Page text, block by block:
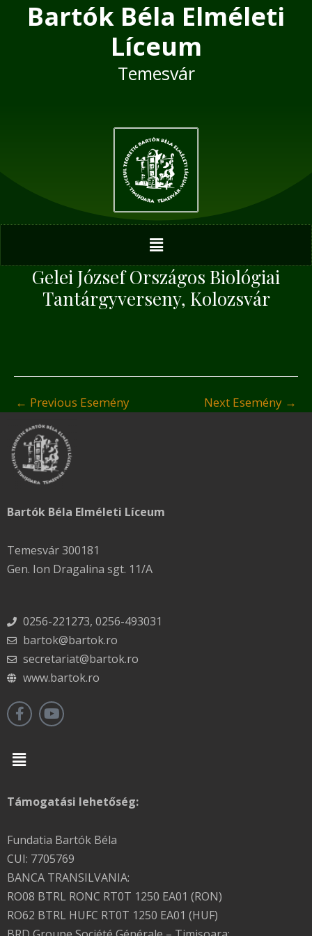
Bartók Béla Elméleti
Líceum
Temesvár
Menu
Gelei József Országos Biológiai
Tantárgyverseny, Kolozsvár
Post
navigation
← Previous Esemény Next Esemény →
Bartók Béla Elméleti Líceum
Temesvár 300181
Gen. Ion Dragalina sgt. 11/A
0256-221273, 0256-493031
bartok@bartok.ro
secretariat@bartok.ro
www.bartok.ro
Menu
Támogatási lehetőség:
Fundatia Bartók Béla
CUI: 7705769
BANCA TRANSILVANIA:
RO08 BTRL RONC RT0T 1250 EA01 (RON)
RO62 BTRL HUFC RT0T 1250 EA01 (HUF)